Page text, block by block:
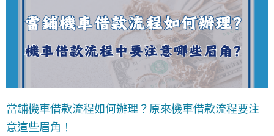
當鋪機車借款流程如何辦理？原來機車借款流程要注
意這些眉角！